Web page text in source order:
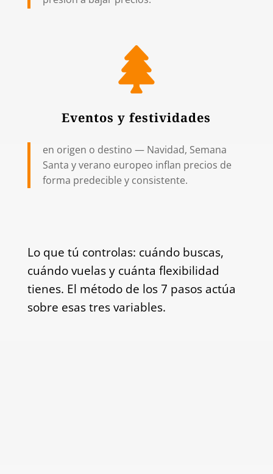

Eventos y festividades
en origen o destino — Navidad, Semana
Santa y verano europeo inflan precios de
forma predecible y consistente.
Lo que tú controlas: cuándo buscas,
cuándo vuelas y cuánta flexibilidad
tienes. El método de los 7 pasos actúa
sobre esas tres variables.